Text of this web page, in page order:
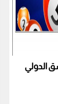
الدولي